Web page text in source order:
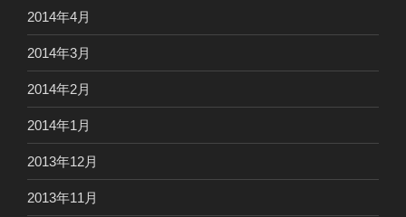
2014年4月
2014年3月
2014年2月
2014年1月
2013年12月
2013年11月